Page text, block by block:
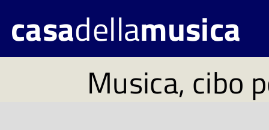
casadellamusica
Musica, cibo